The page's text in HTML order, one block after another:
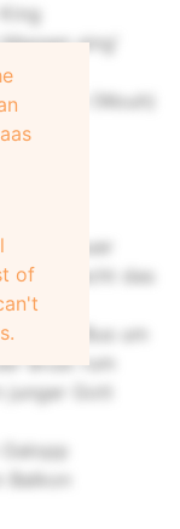
sing'
Affe bin (Wouh)
yeah
macht das
sie 'n Bus um
Brust rum
Gott
of